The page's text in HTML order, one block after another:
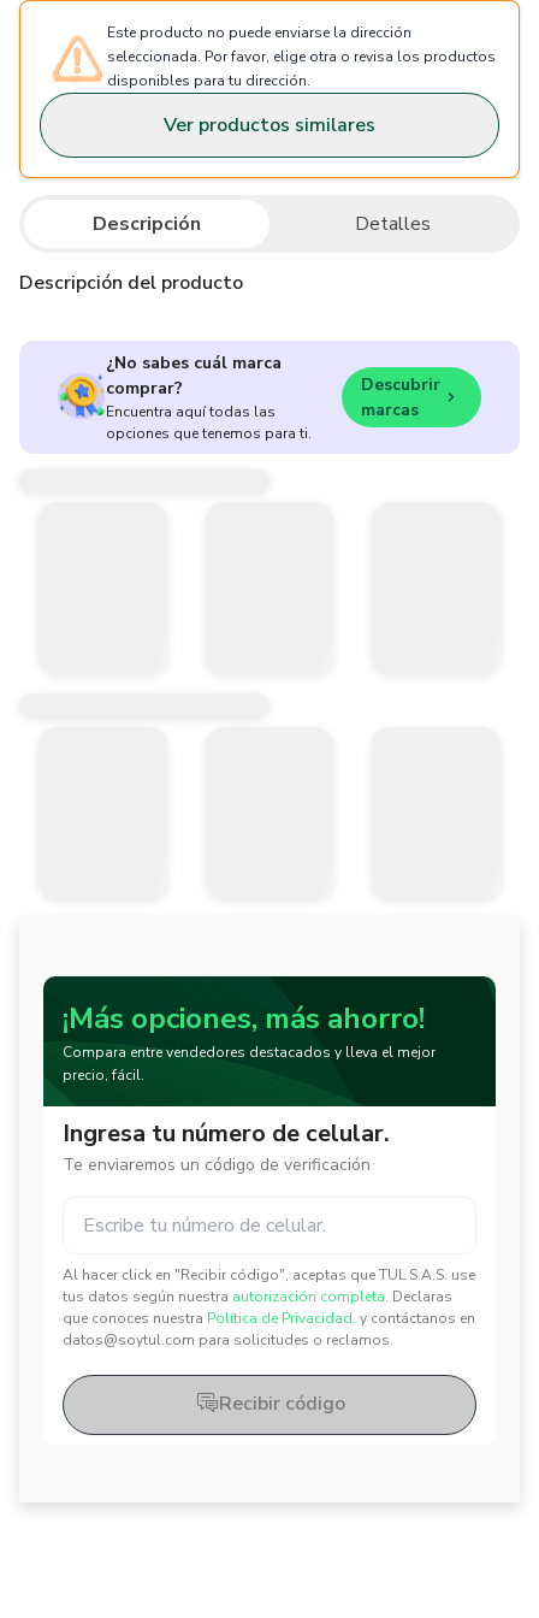
Este producto no puede enviarse la dirección
seleccionada. Por favor, elige otra o revisa los productos
disponibles para tu dirección.
Ver productos similares
Descripción Detalles
Descripción del producto
¿No sabes cuál marca
comprar?
Encuentra aquí todas las
opciones que tenemos para ti.
Descubrir
marcas
¡Más opciones, más ahorro!
Compara entre vendedores destacados y lleva el mejor
precio, fácil.
Ingresa tu número de celular.
Te enviaremos un código de verificación
Al hacer click en "Recibir código", aceptas que TUL S.A.S. use
tus datos según nuestra autorización completa. Declaras
que conoces nuestra Política de Privacidad. y contáctanos en
datos@soytul.com para solicitudes o reclamos.
✕
✕
Recibir código